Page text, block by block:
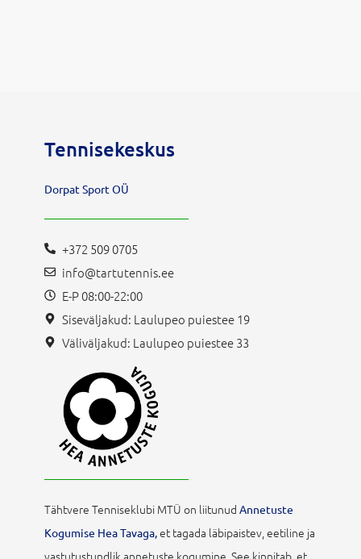
Tennisekeskus
Dorpat Sport OÜ
+372 509 0705
info@tartutennis.ee
E-P 08:00-22:00
Siseväljakud: Laulupeo puiestee 19
Väliväljakud: Laulupeo puiestee 33
Tähtvere Tenniseklubi MTÜ on liitunud Annetuste
Kogumise Hea Tavaga,et tagada läbipaistev, eetiline ja
vastutustundlik annetuste kogumine. See kinnitab, et